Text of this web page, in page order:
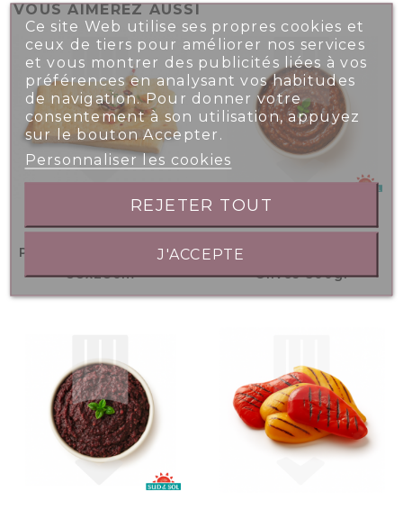
VOUS AIMEREZ AUSSI
Plaque Pain Focaccia
38x28cm
Tapenade Tomates
Olives 500gr
Ce site Web utilise ses propres cookies et
ceux de tiers pour améliorer nos services
et vous montrer des publicités liées à vos
préférences en analysant vos habitudes
de navigation. Pour donner votre
consentement à son utilisation, appuyez
sur le bouton Accepter.
Personnaliser les cookies
REJETER TOUT
J'ACCEPTE